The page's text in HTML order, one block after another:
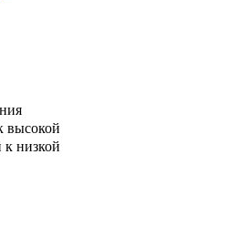
высокой
к низкой